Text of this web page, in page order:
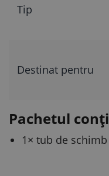
Tip
Destinat pentru
Pachetul
1× tub de